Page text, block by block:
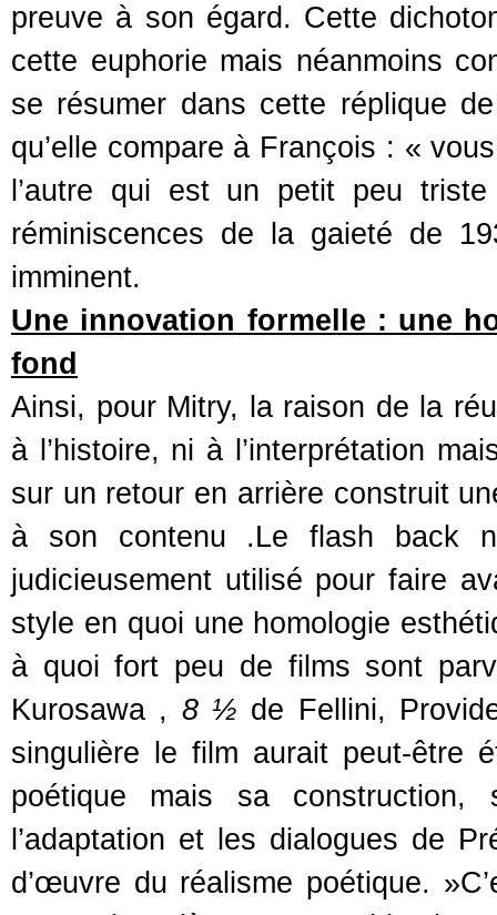
preuve à son égard. Cette
cette euphorie mais néanmoins
se résumer dans cette réplique
qu’elle compare à François : «
l’autre qui est un petit peu
réminiscences de la gaieté de
imminent.
Une innovation formelle : une
fond
Ainsi, pour Mitry, la raison de la
à l’histoire, ni à l’interprétation
sur un retour en arrière construit
à son contenu .Le flash back
judicieusement utilisé pour faire
style en quoi une homologie
à quoi fort peu de films sont
Kurosawa , 8 ½ de Fellini,
singulière le film aurait peut-être
poétique mais sa
l’adaptation et les dialogues de
d’œuvre du réalisme poétique.